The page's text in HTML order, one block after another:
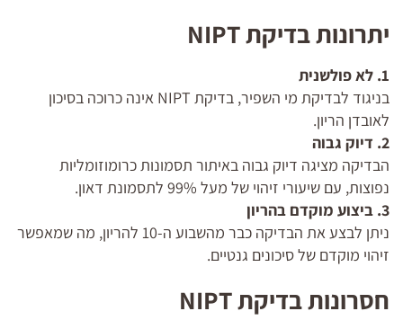
יתרונות בדיקת NIPT
1. לא פולשנית
בניגוד לבדיקת מי השפיר, בדיקת NIPT אינה כרוכה בסיכון
לאובדן הריון.
2. דיוק גבוה
הבדיקה מציגה דיוק גבוה באיתור תסמונות כרומוזומליות
נפוצות, עם שיעורי זיהוי של מעל 99% לתסמונת דאון.
3. ביצוע מוקדם בהריון
ניתן לבצע את הבדיקה כבר מהשבוע ה-10 להריון, מה שמאפשר
זיהוי מוקדם של סיכונים גנטיים.
חסרונות בדיקת NIPT